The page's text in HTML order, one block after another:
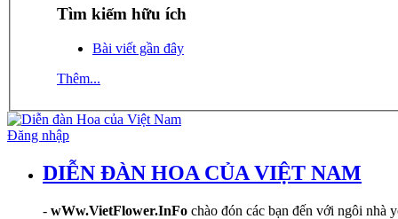
Tìm kiếm hữu ích
Bài viết gần đây
Thêm...
Đăng nhập
DIỄN ĐÀN HOA CỦA VIỆT NAM
- wWw.VietFlower.InFo chào đón các bạn đến với ngôi nhà